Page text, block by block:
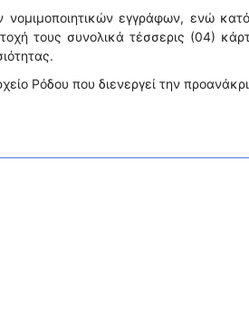
νομιμοποιητικών εγγράφων, ενώ
τους συνολικά τέσσερις (04)
Ρόδου που διενεργεί την